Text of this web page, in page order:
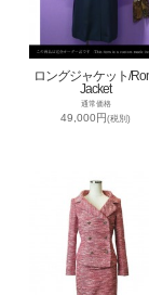
ロングジャケット/
Jacket
通常価格
49,000円(税別)